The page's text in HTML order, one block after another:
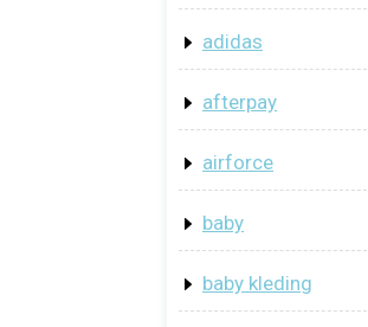
adidas
afterpay
airforce
baby
baby kleding